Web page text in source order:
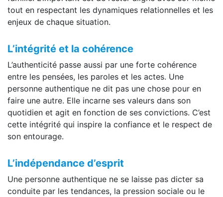
tout en respectant les dynamiques relationnelles et les
enjeux de chaque situation.
L’intégrité et la cohérence
L’authenticité passe aussi par une forte cohérence
entre les pensées, les paroles et les actes. Une
personne authentique ne dit pas une chose pour en
faire une autre. Elle incarne ses valeurs dans son
quotidien et agit en fonction de ses convictions. C’est
cette intégrité qui inspire la confiance et le respect de
son entourage.
L’indépendance d’esprit
Une personne authentique ne se laisse pas dicter sa
conduite par les tendances, la pression sociale ou le